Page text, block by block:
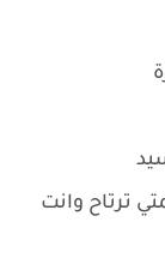
ترتاح وانت